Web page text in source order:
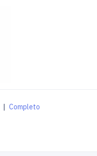
| Completo